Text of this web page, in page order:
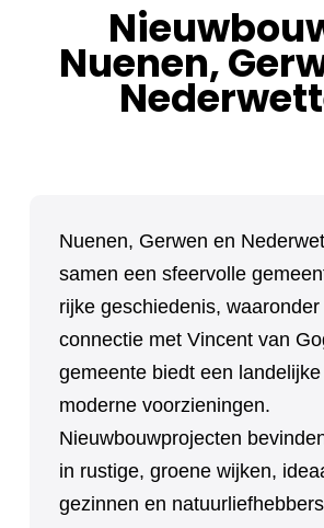
Nuenen,
Nuenen, Gerwen en
samen een sfeervolle
rijke geschiedenis, waaronder
connectie met Vincent van
gemeente biedt een
moderne voorzieningen.
Nieuwbouwprojecten
in rustige, groene wijken,
gezinnen en